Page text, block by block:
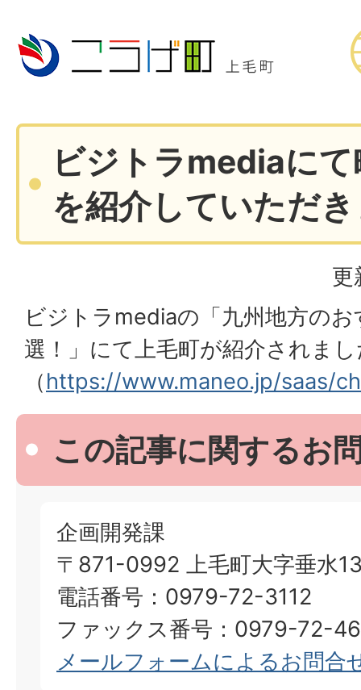
ビジトラmediaに
を紹介していただ
更
ビジトラmediaの「九州地方の
選！」にて上毛町が紹介されま
（https://www.maneo.jp/saas/
この記事に関するお
企画開発課
〒871-0992 上毛町大字垂水
電話番号：0979-72-3112
ファックス番号：0979-72-
メールフォームによるお問合